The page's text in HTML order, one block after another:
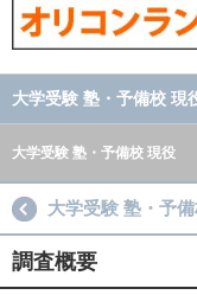
大学受験 塾・予備校 現
大学受験 塾・予備校 現役
大学受験 塾・予
調査概要